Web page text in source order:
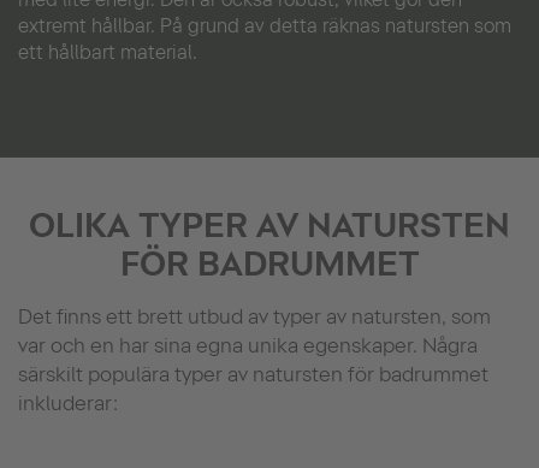
extremt hållbar. På grund av detta räknas natursten som
ett hållbart material.
OLIKA TYPER AV NATURSTEN
FÖR BADRUMMET
Det finns ett brett utbud av typer av natursten, som
var och en har sina egna unika egenskaper. Några
särskilt populära typer av natursten för badrummet
inkluderar: